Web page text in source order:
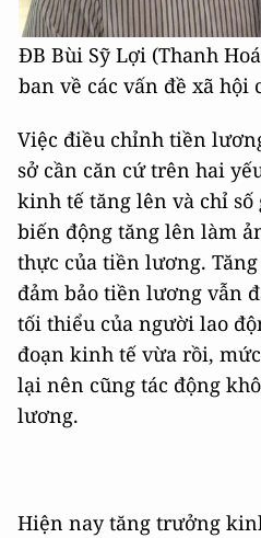
ĐB Bùi Sỹ Lợi (Thanh
ban về các vấn đề xã hội
Việc điều chỉnh tiền
sở cần căn cứ trên hai
kinh tế tăng lên và chỉ số
biến động tăng lên làm
thực của tiền lương.
đảm bảo tiền lương vẫn
tối thiểu của người lao
đoạn kinh tế vừa rồi,
lại nên cũng tác động
lương.
Hiện nay tăng trưởng